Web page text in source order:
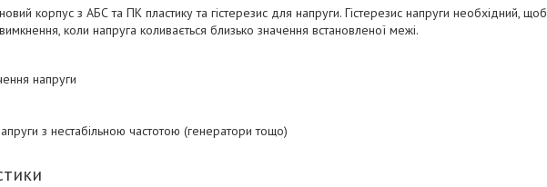
корпус з АБС та ПК пластику та гістерезис для напруги. Гістерезис напруги необхідний, щоб
коли напруга коливається близько значення встановленої межі.
напруги
з нестабільною частотою (генератори тощо)